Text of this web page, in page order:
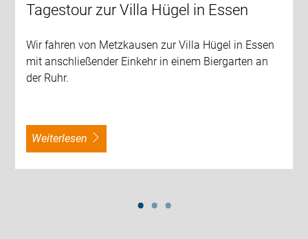
Tagestour zur Villa Hügel in Essen
Wir fahren von Metzkausen zur Villa Hügel in Essen
mit anschließender Einkehr in einem Biergarten an
der Ruhr.
weiterlesen